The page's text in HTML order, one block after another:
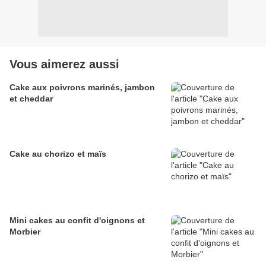
Vous aimerez aussi
Cake aux poivrons marinés, jambon
et cheddar
Cake au chorizo et maïs
Mini cakes au confit d'oignons et
Morbier